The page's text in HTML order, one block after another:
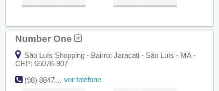
Number One
São Luís Shopping - Bairro: Jaracati - São Luís - MA -
CEP: 65076-907
(98) 8847-5122
ver telefone